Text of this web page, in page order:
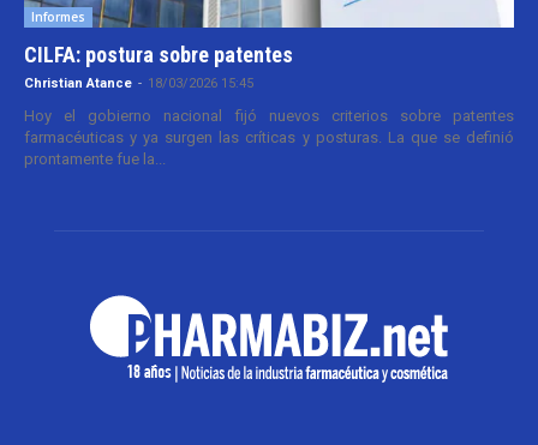
Informes
CILFA: postura sobre patentes
Christian Atance - 18/03/2026 15:45
Hoy el gobierno nacional fijó nuevos criterios sobre patentes
farmacéuticas y ya surgen las críticas y posturas. La que se definió
prontamente fue la...